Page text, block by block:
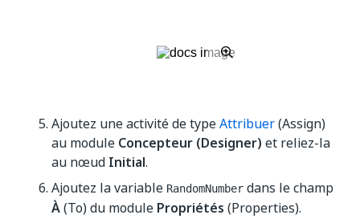
Ajoutez une activité de typeAttribuer(Assign)
au module Concepteur (Designer) et reliez-la
au nœud Initial.
Ajoutez la variable RandomNumber dans le champ
À(To) du module Propriétés (Properties).